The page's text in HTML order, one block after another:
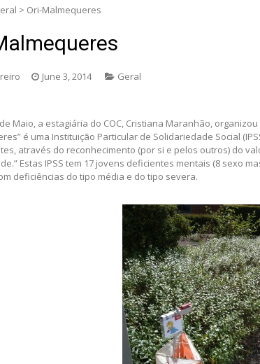
> Ori-Malmequeres
June 3, 2014 Geral
Maio, a estagiária do COC, Cristiana Maranhão, organizou
é uma Instituição Particular de Solidariedade Social
através do reconhecimento (por si e pelos outros) do
Estas IPSS tem 17 jovens deficientes mentais (8 sexo
deficiências do tipo média e do tipo severa.